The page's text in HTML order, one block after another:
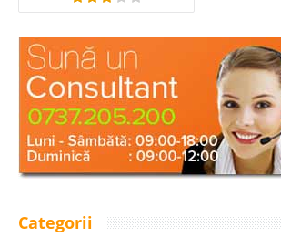
Categorii